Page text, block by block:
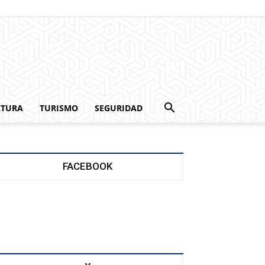
TURISMO SEGURIDAD
FACEBOOK